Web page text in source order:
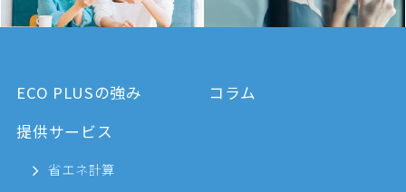
ECO PLUSの強み
提供サービス
省エネ計算
コラム